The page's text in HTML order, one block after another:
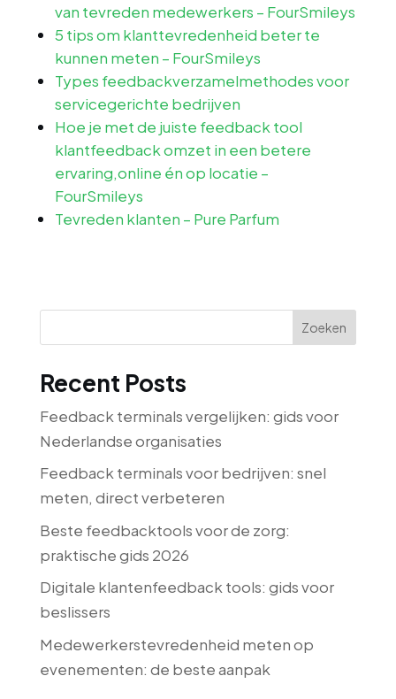
van tevreden medewerkers – FourSmileys
5 tips om klanttevredenheid beter te
kunnen meten – FourSmileys
Types feedbackverzamelmethodes voor
servicegerichte bedrijven
Hoe je met de juiste feedback tool
klantfeedback omzet in een betere
ervaring,online én op locatie –
FourSmileys
Tevreden klanten – Pure Parfum
Zoeken
Recent Posts
Feedback terminals vergelijken: gids voor
Nederlandse organisaties
Feedback terminals voor bedrijven: snel
meten, direct verbeteren
Beste feedbacktools voor de zorg:
praktische gids 2026
Digitale klantenfeedback tools: gids voor
beslissers
Medewerkerstevredenheid meten op
evenementen: de beste aanpak